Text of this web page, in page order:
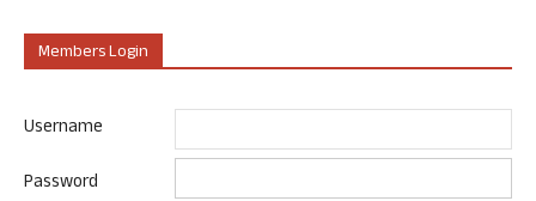
Members Login
Username
Password